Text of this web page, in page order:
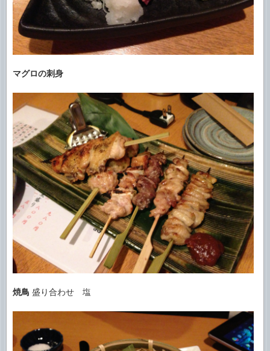
マグロの刺身
焼鳥 盛り合わせ 塩